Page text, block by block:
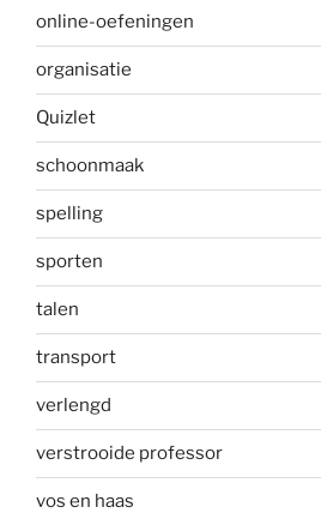
online-oefeningen
organisatie
Quizlet
schoonmaak
spelling
sporten
talen
transport
verlengd
verstrooide professor
vos en haas